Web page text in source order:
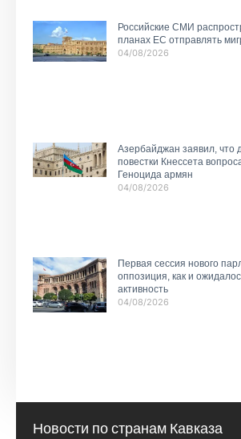
Российские СМИ
планах ЕС отправлять
04/08/2026
Азербайджан заявил, что
повестки Кнессета
Геноцида армян
04/08/2026
Первая сессия нового
оппозиция, как и
активность
04/08/2026
Новости по странам Кавказа